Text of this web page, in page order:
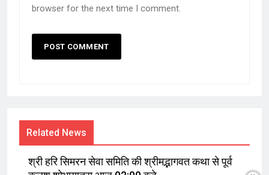
browser for the next time I comment.
Related News
श्री हरि सिमरन सेवा समिति की श्रीमद्भागवत कथा से पूर्व